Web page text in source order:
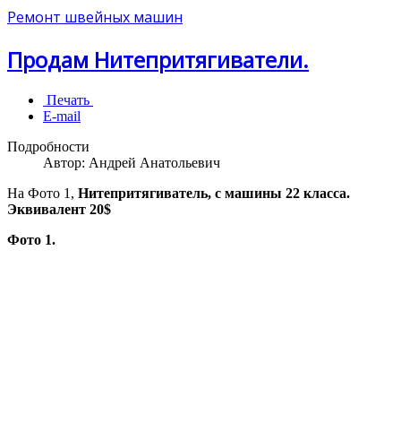
Ремонт швейных машин
Продам Нитепритягиватели.
Печать
E-mail
Подробности
Автор: Андрей Анатольевич
На Фото 1, Нитепритягиватель, с машины 22 класса.
Эквивалент 20$
Фото 1.